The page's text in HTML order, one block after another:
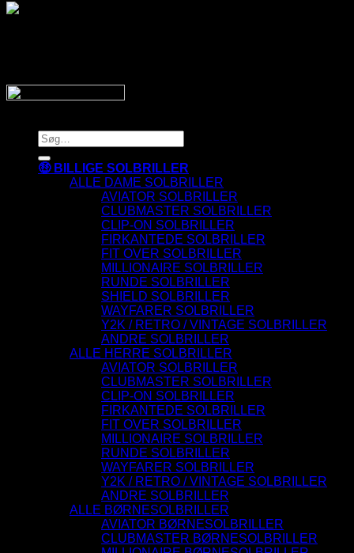
Søg
efter:
🤑 BILLIGE SOLBRILLER
ALLE DAME SOLBRILLER
AVIATOR SOLBRILLER
CLUBMASTER SOLBRILLER
CLIP-ON SOLBRILLER
FIRKANTEDE SOLBRILLER
FIT OVER SOLBRILLER
MILLIONAIRE SOLBRILLER
RUNDE SOLBRILLER
SHIELD SOLBRILLER
WAYFARER SOLBRILLER
Y2K / RETRO / VINTAGE SOLBRILLER
ANDRE SOLBRILLER
ALLE HERRE SOLBRILLER
AVIATOR SOLBRILLER
CLUBMASTER SOLBRILLER
CLIP-ON SOLBRILLER
FIRKANTEDE SOLBRILLER
FIT OVER SOLBRILLER
MILLIONAIRE SOLBRILLER
RUNDE SOLBRILLER
WAYFARER SOLBRILLER
Y2K / RETRO / VINTAGE SOLBRILLER
ANDRE SOLBRILLER
ALLE BØRNESOLBRILLER
AVIATOR BØRNESOLBRILLER
CLUBMASTER BØRNESOLBRILLER